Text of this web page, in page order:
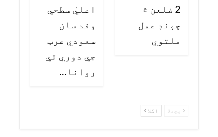
2 ضلعن ۾
چونڊ عمل
ملتوي
اعليٰ سطحي
وفد سان
سعودي عرب
جي دوري تي
روانا…
پچھلا اگلا